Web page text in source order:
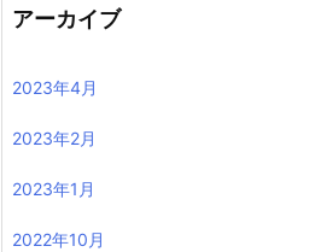
アーカイブ
2023年4月
2023年2月
2023年1月
2022年10月